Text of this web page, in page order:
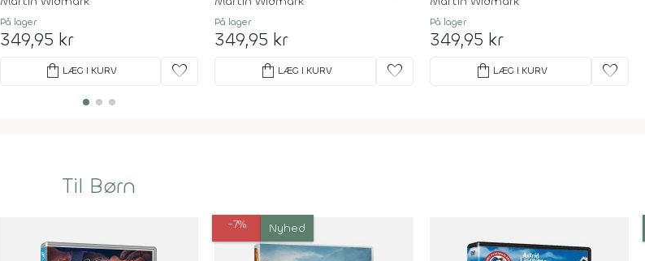
På lager
349,95 kr
shopping_bag LÆG I KURV favorite
På lager
349,95 kr
shopping_bag LÆG I KURV favorite
På lager
349,95 kr
shopping_bag LÆG I KURV favorite
Til Børn
-7% Nyhed